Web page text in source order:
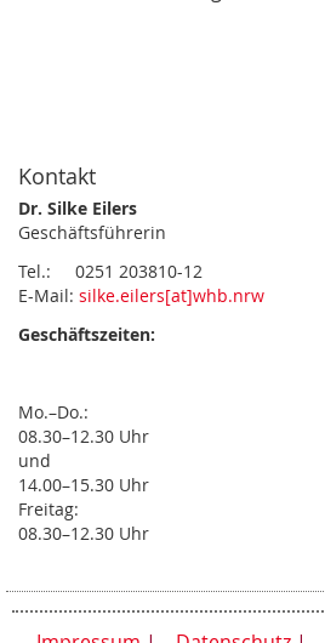
Kontakt
Dr. Silke Eilers
Geschäftsführerin
Tel.: 0251 203810-12
E-Mail: silke.eilers[at]whb.nrw
Geschäftszeiten:
Mo.–Do.:
08.30–12.30 Uhr
und
14.00–15.30 Uhr
Freitag:
08.30–12.30 Uhr